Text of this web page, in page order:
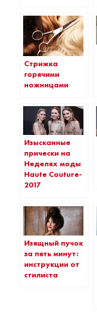
Стрижка
горячими
ножницами
Изысканные
прически на
Неделях моды
Haute Couture-
2017
Изящный пучок
за пять минут:
инструкции от
стилиста